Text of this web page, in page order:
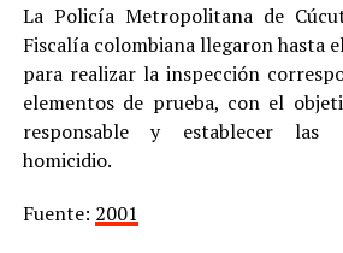
La Policía Metropolitana de
Fiscalía colombiana llegaron hasta
para realizar la inspección
elementos de prueba, con el
responsable y establecer las
homicidio.
Fuente: 2001